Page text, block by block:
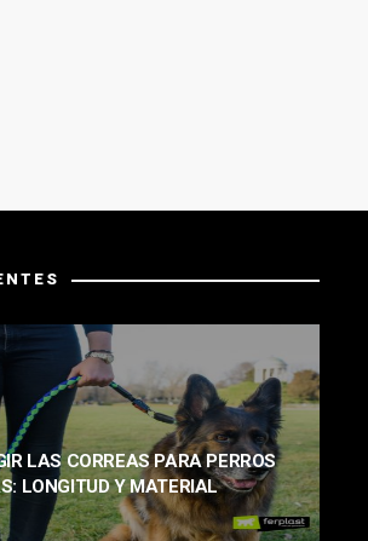
LAS CORREAS PARA PERROS
LONGITUD Y MATERIAL